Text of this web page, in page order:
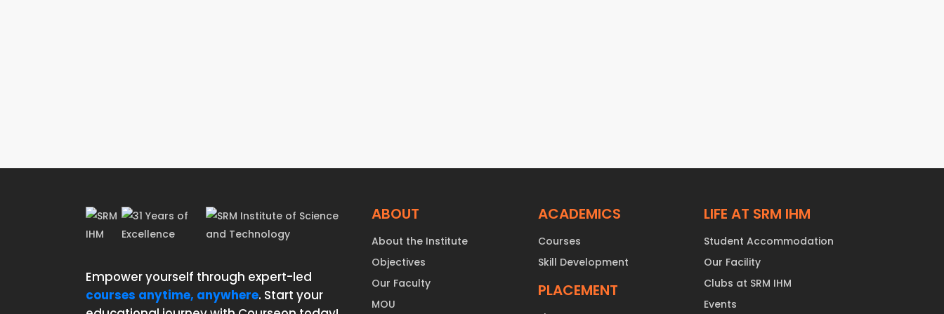
dui, sed sodales ligula. Sed congue
dui, sed sodales ligula. Sed congue
dui, sed sodales ligula. Sed congue
dui, sed sodales ligula. Sed congue
Empower yourself through expert-led
courses anytime, anywhere. Start your
ABOUT
About the Institute
Objectives
Our Faculty
MOU
ACADEMICS
Courses
Skill Development
PLACEMENT
LIFE AT SRM IHM
Student Accommodation
Our Facility
Clubs at SRM IHM
Events